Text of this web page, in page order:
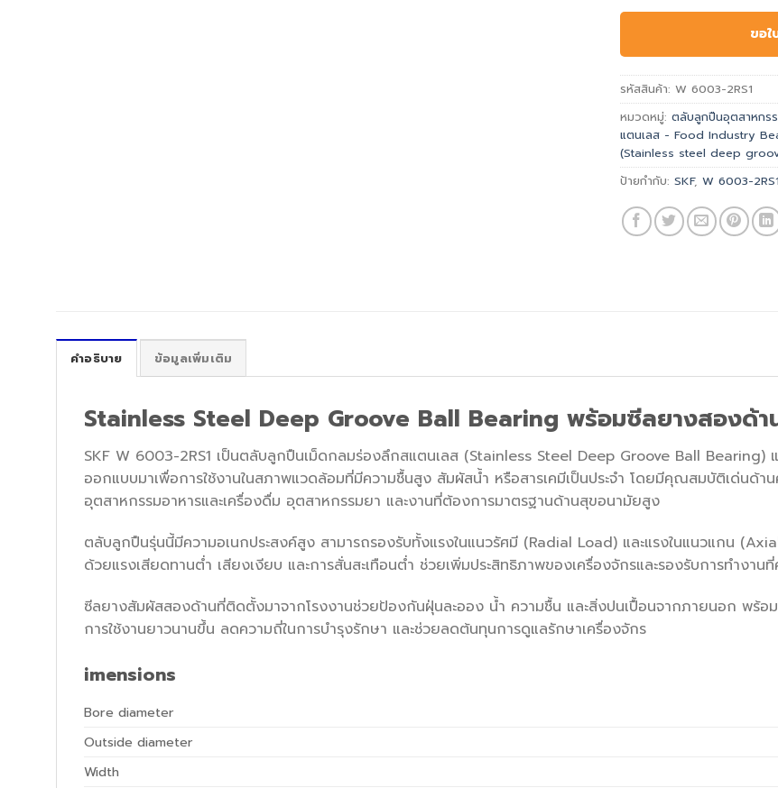
ขอใ
รหัสสินค้า: W 6003-2RS1
หมวดหมู่: ตลับลูกปืนอุตสาหกร
แตนเลส - Food Industry
(Stainless steel deep
ป้ายกำกับ: SKF, W 6003-2RS1
คำอธิบาย ข้อมูลเพิ่มเติม
Stainless Steel Deep Groove Ball Bearing พร้อมซีลยางสองด้า
SKF W 6003-2RS1 เป็นตลับลูกปืนเม็ดกลมร่องลึกสแตนเลส (Stainless Steel Deep Groove Ball
ออกแบบมาเพื่อการใช้งานในสภาพแวดล้อมที่มีความชื้นสูง สัมผัสน้ำ หรือสารเคมีเป็นประจำ โดยมีคุณสมบัติเด่นด้า
อุตสาหกรรมอาหารและเครื่องดื่ม อุตสาหกรรมยา และงานที่ต้องการมาตรฐานด้านสุขอนามัยสูง
ตลับลูกปืนรุ่นนี้มีความอเนกประสงค์สูง สามารถรองรับทั้งแรงในแนวรัศมี (Radial Load) และแรงในแนวแกน
ด้วยแรงเสียดทานต่ำ เสียงเงียบ และการสั่นสะเทือนต่ำ ช่วยเพิ่มประสิทธิภาพของเครื่องจักรและรองรับการทำงาน
ซีลยางสัมผัสสองด้านที่ติดตั้งมาจากโรงงานช่วยป้องกันฝุ่นละออง น้ำ ความชื้น และสิ่งปนเปื้อนจากภายนอก พร้
การใช้งานยาวนานขึ้น ลดความถี่ในการบำรุงรักษา และช่วยลดต้นทุนการดูแลรักษาเครื่องจักร
imensions
Bore diameter
Outside diameter
Width